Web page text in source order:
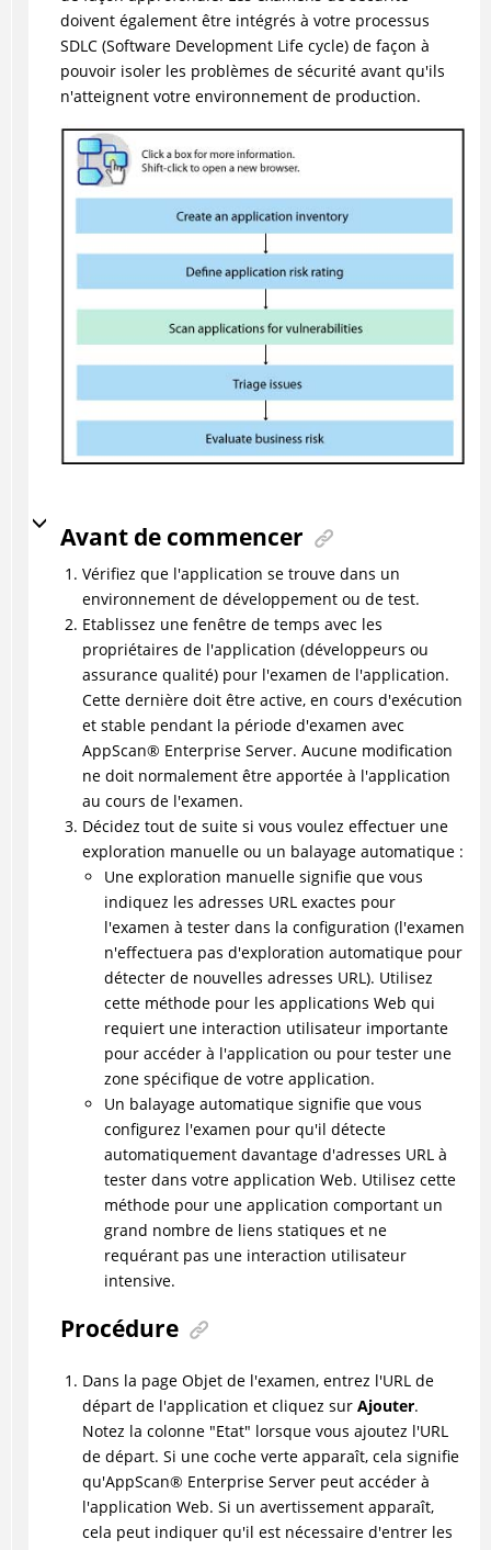
doivent également être intégrés à votre processus
SDLC (Software Development Life cycle) de façon à
pouvoir isoler les problèmes de sécurité avant qu'ils
n'atteignent votre environnement de production.
Avant de commencer
Vérifiez que l'application se trouve dans un
environnement de développement ou de test.
Etablissez une fenêtre de temps avec les
propriétaires de l'application (développeurs ou
assurance qualité) pour l'examen de l'application.
Cette dernière doit être active, en cours d'exécution
et stable pendant la période d'examen avec
AppScan® Enterprise Server. Aucune modification
ne doit normalement être apportée à l'application
au cours de l'examen.
Décidez tout de suite si vous voulez effectuer une
exploration manuelle ou un balayage automatique :
Une exploration manuelle signifie que vous
indiquez les adresses URL exactes pour
l'examen à tester dans la configuration (l'examen
n'effectuera pas d'exploration automatique pour
détecter de nouvelles adresses URL). Utilisez
cette méthode pour les applications Web qui
requiert une interaction utilisateur importante
pour accéder à l'application ou pour tester une
zone spécifique de votre application.
Un balayage automatique signifie que vous
configurez l'examen pour qu'il détecte
automatiquement davantage d'adresses URL à
tester dans votre application Web. Utilisez cette
méthode pour une application comportant un
grand nombre de liens statiques et ne
requérant pas une interaction utilisateur
intensive.
Procédure
Dans la page Objet de l'examen, entrez l'URL de
départ de l'application et cliquez sur Ajouter.
Notez la colonne "Etat" lorsque vous ajoutez l'URL
de départ. Si une coche verte apparaît, cela signifie
qu'AppScan® Enterprise Server peut accéder à
l'application Web. Si un avertissement apparaît,
cela peut indiquer qu'il est nécessaire d'entrer les